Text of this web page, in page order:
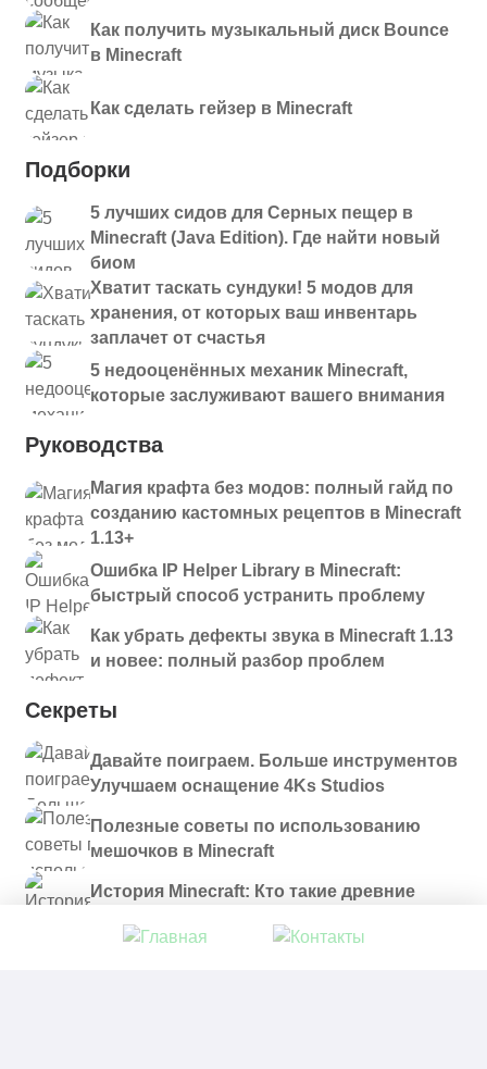
Как получить музыкальный диск Bounce
в Minecraft
Как сделать гейзер в Minecraft
Подборки
5 лучших сидов для Серных пещер в
Minecraft (Java Edition). Где найти новый
биом
Хватит таскать сундуки! 5 модов для
хранения, от которых ваш инвентарь
заплачет от счастья
5 недооценённых механик Minecraft,
которые заслуживают вашего внимания
Руководства
Магия крафта без модов: полный гайд по
созданию кастомных рецептов в Minecraft
1.13+
Ошибка IP Helper Library в Minecraft:
быстрый способ устранить проблему
Как убрать дефекты звука в Minecraft 1.13
и новее: полный разбор проблем
Секреты
Давайте поиграем. Больше инструментов
Улучшаем оснащение 4Ks Studios
Полезные советы по использованию
мешочков в Minecraft
История Minecraft: Кто такие древние